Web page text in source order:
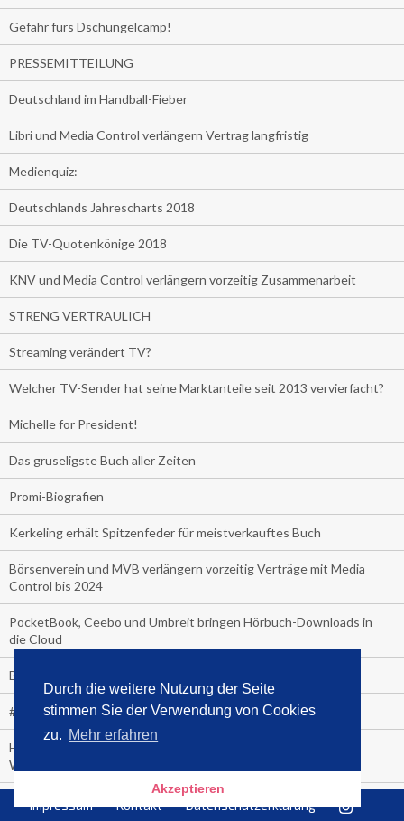
Durch die weitere Nutzung der Seite
stimmen Sie der Verwendung von Cookies
zu. Mehr erfahren
Akzeptieren
Gefahr fürs Dschungelcamp!
PRESSEMITTEILUNG
Deutschland im Handball-Fieber
Libri und Media Control verlängern Vertrag langfristig
Medienquiz:
Deutschlands Jahrescharts 2018
Die TV-Quotenkönige 2018
KNV und Media Control verlängern vorzeitig Zusammenarbeit
STRENG VERTRAULICH
Streaming verändert TV?
Welcher TV-Sender hat seine Marktanteile seit 2013 vervierfacht?
Michelle for President!
Das gruseligste Buch aller Zeiten
Promi-Biografien
Kerkeling erhält Spitzenfeder für meistverkauftes Buch
Börsenverein und MVB verlängern vorzeitig Verträge mit Media
Control bis 2024
PocketBook, Ceebo und Umbreit bringen Hörbuch-Downloads in
die Cloud
Bella Bella
#1-Bestseller: "Das ist Alpha!" von Kollegah
Hammer! "Fear: Trump in the White House" (auf Englisch) von
Watergate-Urgestein
Impressum Kontakt Datenschutzerklärung